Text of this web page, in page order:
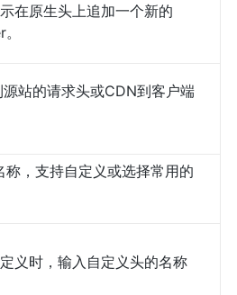
在原生头上追加一个新的
站的请求头或CDN到客户端
称，支持自定义或选择常用的
义时，输入自定义头的名称